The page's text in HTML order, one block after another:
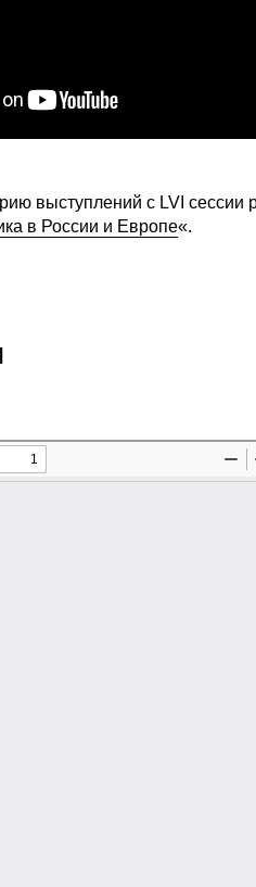
выступлений с LVI сессии
в России и Европе«.